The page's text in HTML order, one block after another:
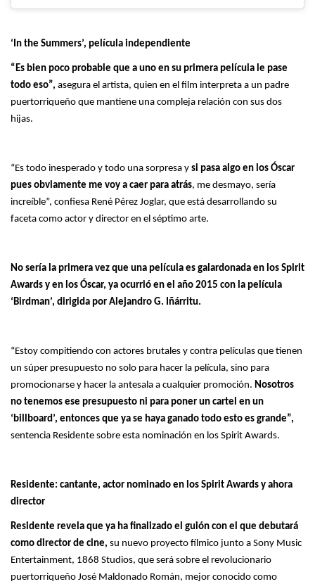
‘In the Summers’, película independiente
“Es bien poco probable que a uno en su primera película le pase
todo eso”, asegura el artista, quien en el film interpreta a un padre
puertorriqueño que mantiene una compleja relación con sus dos
hijas.
“Es todo inesperado y todo una sorpresa y si pasa algo en los Óscar
pues obviamente me voy a caer para atrás, me desmayo, sería
increíble”, confiesa René Pérez Joglar, que está desarrollando su
faceta como actor y director en el séptimo arte.
No sería la primera vez que una película es galardonada en los Spirit
Awards y en los Óscar, ya ocurrió en el año 2015 con la película
‘Birdman’, dirigida por Alejandro G. Iñárritu.
“Estoy compitiendo con actores brutales y contra películas que tienen
un súper presupuesto no solo para hacer la película, sino para
promocionarse y hacer la antesala a cualquier promoción. Nosotros
no tenemos ese presupuesto ni para poner un cartel en un
‘billboard’, entonces que ya se haya ganado todo esto es grande”,
sentencia Residente sobre esta nominación en los Spirit Awards.
Residente: cantante, actor nominado en los Spirit Awards y ahora
director
Residente revela que ya ha finalizado el guión con el que debutará
como director de cine, su nuevo proyecto fílmico junto a Sony Music
Entertainment, 1868 Studios, que será sobre el revolucionario
puertorriqueño José Maldonado Román, mejor conocido como